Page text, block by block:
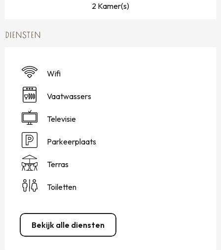
2 Kamer(s)
DIENSTEN
Wifi
Vaatwassers
Televisie
Parkeerplaats
Terras
Toiletten
Bekijk alle diensten